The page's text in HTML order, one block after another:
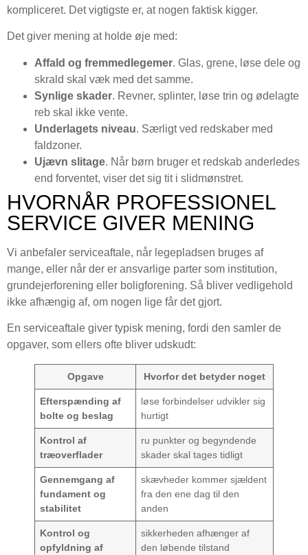
kompliceret. Det vigtigste er, at nogen faktisk kigger.
Det giver mening at holde øje med:
Affald og fremmedlegemer. Glas, grene, løse dele og
skrald skal væk med det samme.
Synlige skader. Revner, splinter, løse trin og ødelagte
reb skal ikke vente.
Underlagets niveau. Særligt ved redskaber med
faldzoner.
Ujævn slitage. Når børn bruger et redskab anderledes
end forventet, viser det sig tit i slidmønstret.
HVORNÅR PROFESSIONEL
SERVICE GIVER MENING
Vi anbefaler serviceaftale, når legepladsen bruges af
mange, eller når der er ansvarlige parter som institution,
grundejerforening eller boligforening. Så bliver vedligehold
ikke afhængig af, om nogen lige får det gjort.
En serviceaftale giver typisk mening, fordi den samler de
opgaver, som ellers ofte bliver udskudt:
Opgave Hvorfor det betyder noget
Efterspænding af
bolte og beslag
løse forbindelser udvikler sig
hurtigt
Kontrol af
træoverflader
ru punkter og begyndende
skader skal tages tidligt
Gennemgang af
fundament og
stabilitet
skævheder kommer sjældent
fra den ene dag til den
anden
Kontrol og
opfyldning af
sikkerheden afhænger af
den løbende tilstand